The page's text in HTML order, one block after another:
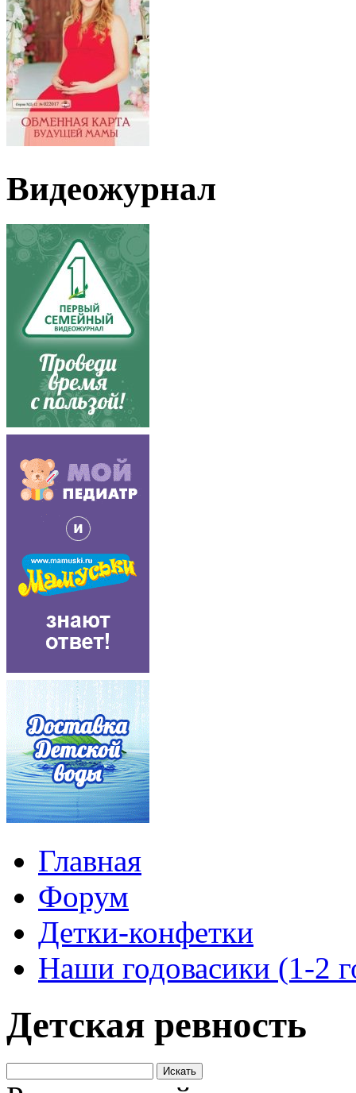
Видеожурнал
Главная
Форум
Детки-конфетки
Наши годовасики (1-2
Детская ревность